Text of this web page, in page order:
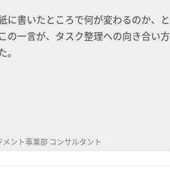
に書いたところで何が変わるのか、と
の一言が、タスク整理への向き合い方
ント事業部 コンサルタント